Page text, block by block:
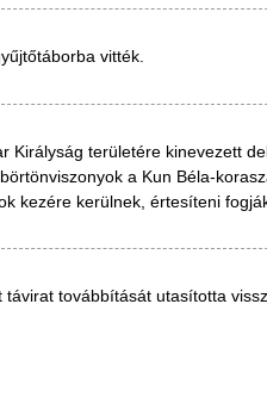
vitték.
területére kinevezett
a Kun Béla-
kezére kerülnek, értesíteni
továbbítását utasította